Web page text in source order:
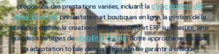
proposons des prestations variées, incluant la conception de
sites internetprésentation et boutiques en ligne, la gestion de la
présence digitale, le création de logiciels CRM et ERP sur mesure, ainsi
que des stratégies devisibilité locale. Notre approche repose sur
la adaptation totale de nos offres afin de garantir à chaque